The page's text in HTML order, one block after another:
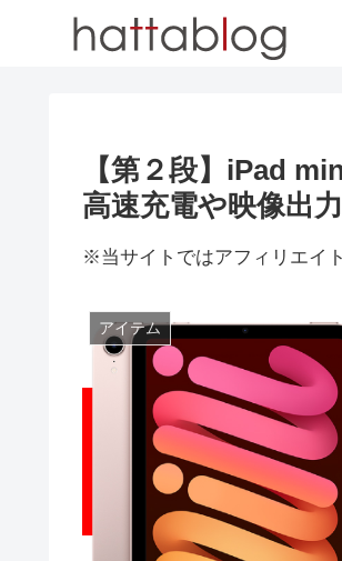
【第２段】iPad
高速充電や映像出力
※当サイトではアフィリエイ
アイテム